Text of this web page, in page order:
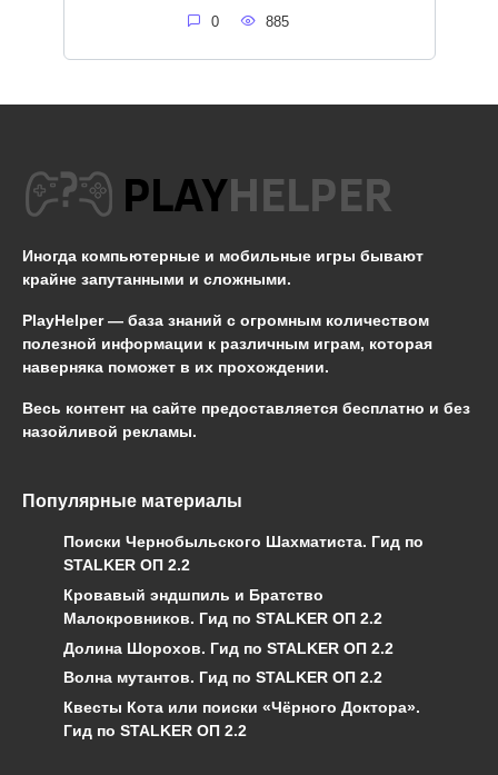
0 885
Иногда компьютерные и мобильные игры бывают
крайне запутанными и сложными.
PlayHelper — база знаний с огромным количеством
полезной информации к различным играм, которая
наверняка поможет в их прохождении.
Весь контент на сайте предоставляется бесплатно и без
назойливой рекламы.
Популярные материалы
Поиски Чернобыльского Шахматиста. Гид по
STALKER ОП 2.2
Кровавый эндшпиль и Братство
Малокровников. Гид по STALKER ОП 2.2
Долина Шорохов. Гид по STALKER ОП 2.2
Волна мутантов. Гид по STALKER ОП 2.2
Квесты Кота или поиски «Чёрного Доктора».
Гид по STALKER ОП 2.2